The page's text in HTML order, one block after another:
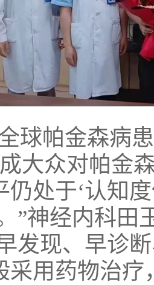
球帕金森病
大众对帕金
仍处于‘认知
”神经内科田
发现、早诊
采用药物治